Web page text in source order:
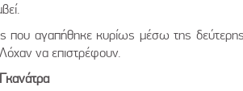
που αγαπήθηκε κυρίως μέσω της
Λόχαν να επιστρέφουν.